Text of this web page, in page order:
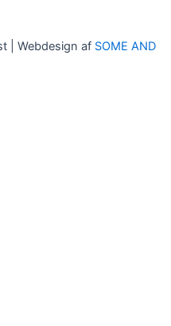
| Webdesign af SOME AND